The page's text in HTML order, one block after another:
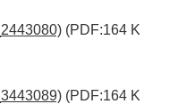
(PDF:164 K
(PDF:164 K